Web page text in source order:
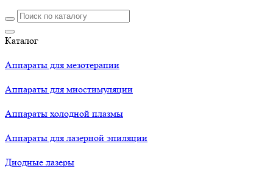
Каталог
Аппараты для мезотерапии
Аппараты для миостимуляции
Аппараты холодной плазмы
Аппараты для лазерной эпиляции
Диодные лазеры